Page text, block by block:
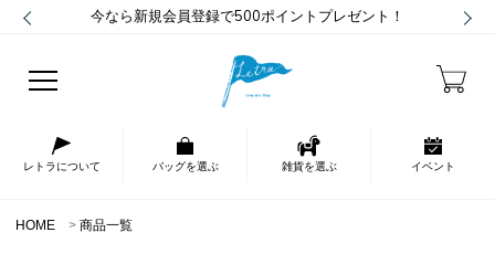
今なら新規会員登録で500ポイントプレゼント！
レトラについて バッグを選ぶ 雑貨を選ぶ イベント
HOME 商品一覧